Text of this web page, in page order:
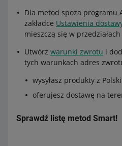
Dla metod spoza programu
zakładce Ustawienia
mieszczą się w
Utwórz warunki zwrotu i
tych warunkach adres
wysyłasz produkty z Polski
oferujesz dostawę na
Sprawdź listę metod Smart!